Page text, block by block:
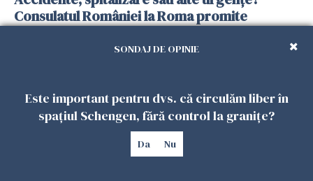
Consulatul României la Roma promite
SONDAJ DE OPINIE
Este important pentru dvs. că circulăm liber în
spațiul Schengen, fără control la granițe?
Da Nu